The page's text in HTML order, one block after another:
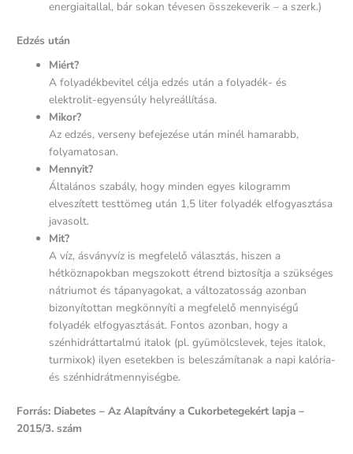
energiaitallal, bár sokan tévesen összekeverik – a szerk.)
Edzés után
Miért?
A folyadékbevitel célja edzés után a folyadék- és
elektrolit-egyensúly helyreállítása.
Mikor?
Az edzés, verseny befejezése után minél hamarabb,
folyamatosan.
Mennyit?
Általános szabály, hogy minden egyes kilogramm
elveszített testtömeg után 1,5 liter folyadék elfogyasztása
javasolt.
Mit?
A víz, ásványvíz is megfelelő választás, hiszen a
hétköznapokban megszokott étrend biztosítja a szükséges
nátriumot és tápanyagokat, a változatosság azonban
bizonyítottan megkönnyíti a megfelelő mennyiségű
folyadék elfogyasztását. Fontos azonban, hogy a
szénhidráttartalmú italok (pl. gyümölcslevek, tejes italok,
turmixok) ilyen esetekben is beleszámítanak a napi kalória-
és szénhidrátmennyiségbe.
Forrás: Diabetes – Az Alapítvány a Cukorbetegekért lapja –
2015/3. szám